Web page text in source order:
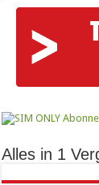
Alles in 1